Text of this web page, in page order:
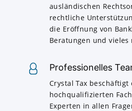
ausländischen
rechtliche
die Eröffnung von
Beratungen und vieles
Professionelles
Crystal Tax beschäftigt
hochqualifizierten
Experten in allen